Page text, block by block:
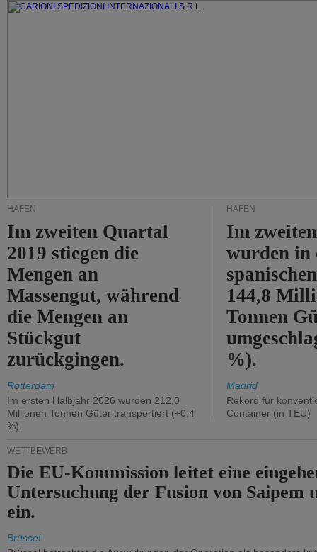
HÄFEN
Im zweiten Quartal
2019 stiegen die
Mengen an
Massengut, während
die Mengen an
Stückgut
zurückgingen.
Rotterdam
Im ersten Halbjahr 2026 wurden 212,0
Millionen Tonnen Güter transportiert (+0,4
%).
HÄFEN
Im
wurden in
144,8
Tonnen
%).
Madrid
Rekord für
Container (in TEU)
WETTBEWERB
Die EU-Kommission leitet eine
Untersuchung der Fusion von Saipem
ein.
Brüssel